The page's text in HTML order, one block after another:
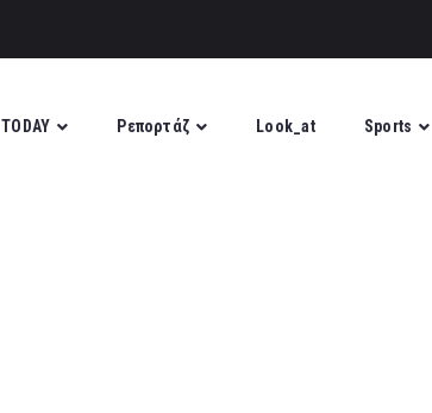
TODAY Ρεπορτάζ Look_at Sports